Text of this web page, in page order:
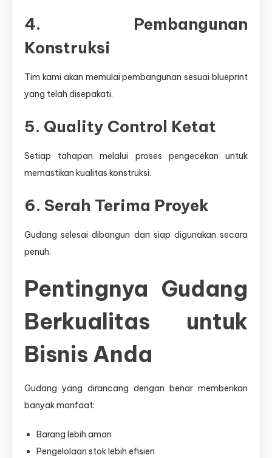
4. Pembangunan
Konstruksi
Tim kami akan memulai pembangunan sesuai blueprint
yang telah disepakati.
5. Quality Control Ketat
Setiap tahapan melalui proses pengecekan untuk
memastikan kualitas konstruksi.
6. Serah Terima Proyek
Gudang selesai dibangun dan siap digunakan secara
penuh.
Pentingnya Gudang
Berkualitas untuk
Bisnis Anda
Gudang yang dirancang dengan benar memberikan
banyak manfaat:
Barang lebih aman
Pengelolaan stok lebih efisien